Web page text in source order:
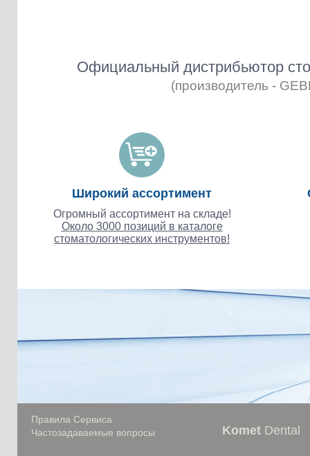
Официальный дистрибьютор
(производитель -
Широкий ассортимент
Огромный ассортимент на складе!
Около 3000 позиций в каталоге
стоматологических инструментов!
Правила Сервиса
Частозадаваемые вопросы
Komet Dental